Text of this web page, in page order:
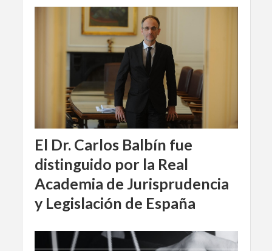
El Dr. Carlos Balbín fue
distinguido por la Real
Academia de Jurisprudencia
y Legislación de España